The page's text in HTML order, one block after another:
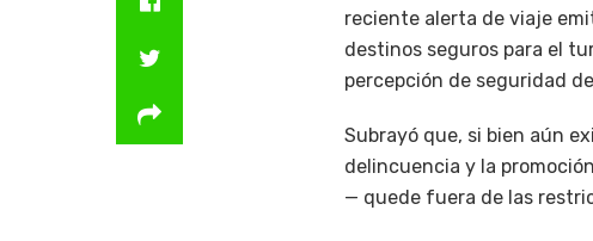
reciente alerta de viaje
destinos seguros para el
percepción de seguridad
Subrayó que, si bien aún
delincuencia y la
— quede fuera de las